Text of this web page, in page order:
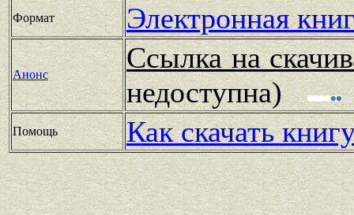
Формат Электронная
Анонс
Ссылка на
недоступна)
Помощь Как скачать